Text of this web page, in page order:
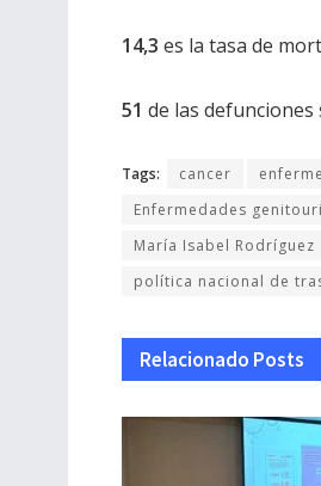
14,3 es la tasa de
51 de las
Tags: cancer
Enfermedades
María Isabel Rodríguez
política nacional de
Relacionado Posts